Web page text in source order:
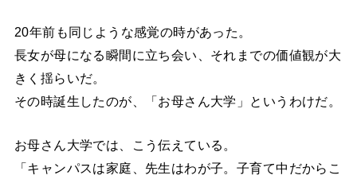
20年前も同じような感覚の時があった。
長女が母になる瞬間に立ち会い、それまでの価値観が大
きく揺らいだ。
その時誕生したのが、「お母さん大学」というわけだ。
お母さん大学では、こう伝えている。
「キャンパスは家庭、先生はわが子。子育て中だからこ